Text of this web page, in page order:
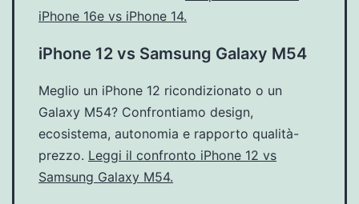
iPhone 16e vs iPhone 14.
iPhone 12 vs Samsung Galaxy M54
Meglio un iPhone 12 ricondizionato o un
Galaxy M54? Confrontiamo design,
ecosistema, autonomia e rapporto qualità-
prezzo. Leggi il confronto iPhone 12 vs
Samsung Galaxy M54.